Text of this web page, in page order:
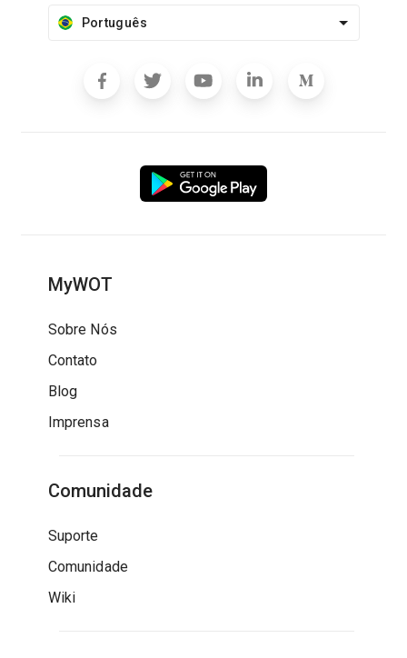
Português
MyWOT
Sobre Nós
Contato
Blog
Imprensa
Comunidade
Suporte
Comunidade
Wiki